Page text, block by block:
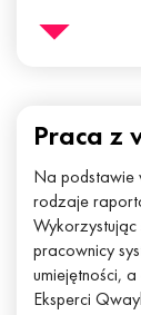
pracowników
Praca z
Na podstawie
rodzaje
pracownicy
umiejętności,
Eksperci